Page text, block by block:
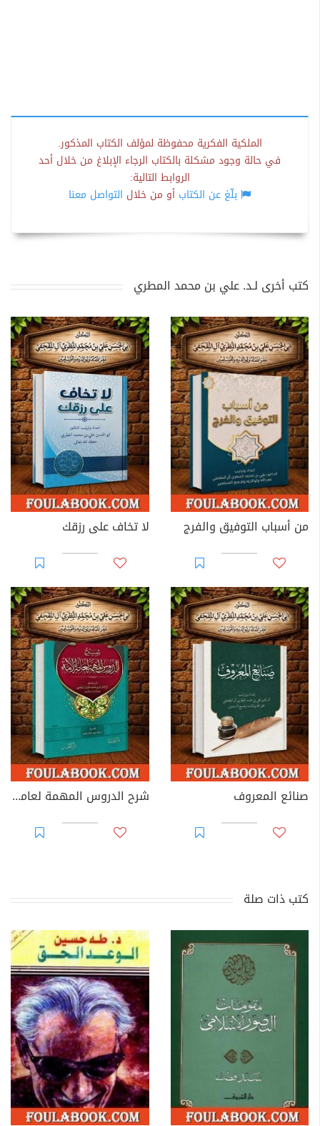
الملكية الفكرية محفوظة لمؤلف الكتاب المذكور.
في حالة وجود مشكلة بالكتاب الرجاء الإبلاغ من خلال أحد
الروابط التالية:
بلّغ عن الكتاب أو من خلال التواصل معنا
كتب أخرى لـد. علي بن محمد المطري
من أسباب التوفيق والفرج لا تخاف على رزقك
صنائع المعروف شرح الدروس المهمة لعامة الأمة
كتب ذات صلة